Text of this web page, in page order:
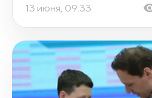
13 июня, 09:33